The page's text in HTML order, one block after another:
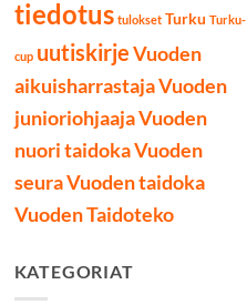
tiedotus tulokset Turku Turku-
cup uutiskirjeVuoden
aikuisharrastajaVuoden
junioriohjaajaVuoden
nuori taidokaVuoden
seuraVuoden taidoka
Vuoden Taidoteko
KATEGORIAT